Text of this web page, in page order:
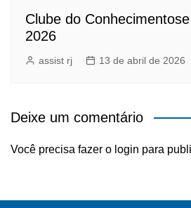
Clube do
2026
assist rj 13 de abril de 2026
Deixe um comentário
Você precisa fazer o login para